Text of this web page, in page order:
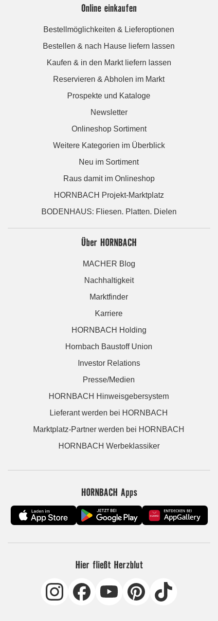
Online einkaufen
Bestellmöglichkeiten & Lieferoptionen
Bestellen & nach Hause liefern lassen
Kaufen & in den Markt liefern lassen
Reservieren & Abholen im Markt
Prospekte und Kataloge
Newsletter
Onlineshop Sortiment
Weitere Kategorien im Überblick
Neu im Sortiment
Raus damit im Onlineshop
HORNBACH Projekt-Marktplatz
BODENHAUS: Fliesen. Platten. Dielen
Über HORNBACH
MACHER Blog
Nachhaltigkeit
Marktfinder
Karriere
HORNBACH Holding
Hornbach Baustoff Union
Investor Relations
Presse/Medien
HORNBACH Hinweisgebersystem
Lieferant werden bei HORNBACH
Marktplatz-Partner werden bei HORNBACH
HORNBACH Werbeklassiker
HORNBACH Apps
Hier fließt Herzblut